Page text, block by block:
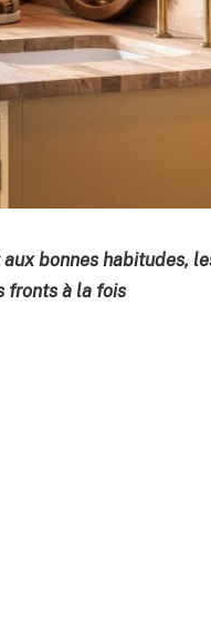
bonnes habitudes,
fronts à la fois